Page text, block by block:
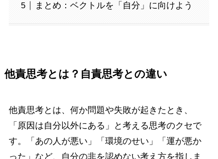
まとめ：ベクトルを「自分」に向けよう
他責思考とは？自責思考との違い
他責思考とは、何か問題や失敗が起きたとき、
「原因は自分以外にある」と考える思考のクセで
す。「あの人が悪い」「環境のせい」「運が悪か
った」など、自分の非を認めない考え方を指しま